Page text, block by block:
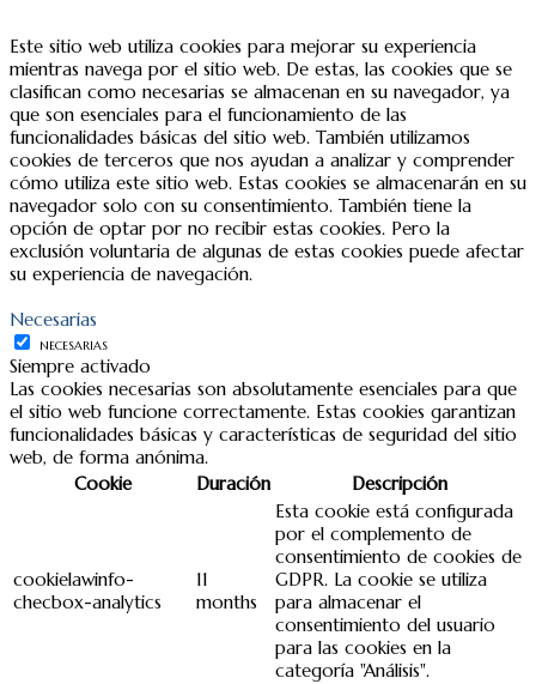
Este sitio web utiliza cookies para mejorar su experiencia
mientras navega por el sitio web. De estas, las cookies que se
clasifican como necesarias se almacenan en su navegador, ya
que son esenciales para el funcionamiento de las
funcionalidades básicas del sitio web. También utilizamos
cookies de terceros que nos ayudan a analizar y comprender
cómo utiliza este sitio web. Estas cookies se almacenarán en su
navegador solo con su consentimiento. También tiene la
opción de optar por no recibir estas cookies. Pero la
exclusión voluntaria de algunas de estas cookies puede afectar
su experiencia de navegación.
Necesarias
NECESARIAS
Siempre activado
Las cookies necesarias son absolutamente esenciales para que
el sitio web funcione correctamente. Estas cookies garantizan
funcionalidades básicas y características de seguridad del sitio
web, de forma anónima.
Cookie
Duración Descripción
cookielawinfo-
checbox-analytics
11
months
Esta cookie está configurada
por el complemento de
consentimiento de cookies de
GDPR. La cookie se utiliza
para almacenar el
consentimiento del usuario
para las cookies en la
categoría "Análisis".